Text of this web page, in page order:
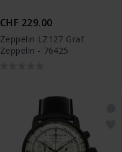
CHF 229.00
Zeppelin LZ127 Graf
Zeppelin - 76425